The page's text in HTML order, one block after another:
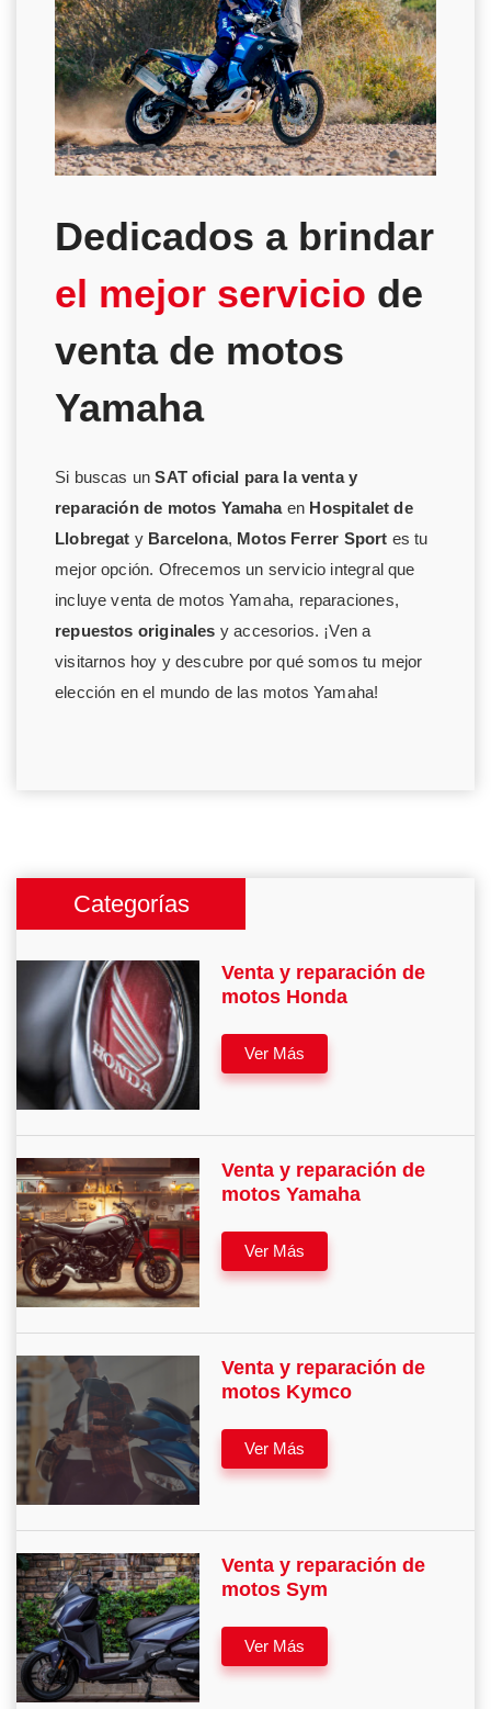
Dedicados a brindar
el mejor servicio de
venta de motos
Yamaha
Si buscas unSAT oficial para la venta y
reparación de motos Yamahaen Hospitalet de
Llobregat y Barcelona, Motos Ferrer Sport es tu
mejor opción. Ofrecemos un servicio integral que
incluye venta de motos Yamaha, reparaciones,
repuestos originales y accesorios. ¡Ven a
visitarnos hoy y descubre por qué somos tu mejor
elección en el mundo de las motos Yamaha!
Categorías
Venta y reparación de
motos Honda
Ver Más
Venta y reparación de
motos Yamaha
Ver Más
Venta y reparación de
motos Kymco
Ver Más
Venta y reparación de
motos Sym
Ver Más